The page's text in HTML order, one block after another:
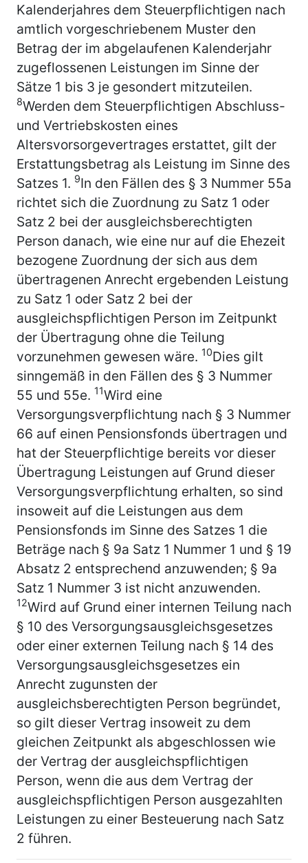
Kalenderjahres dem Steuerpflichtigen nach
amtlich vorgeschriebenem Muster den
Betrag der im abgelaufenen Kalenderjahr
zugeflossenen Leistungen im Sinne der
Sätze 1 bis 3 je gesondert mitzuteilen.
8Werden dem Steuerpflichtigen Abschluss-
und Vertriebskosten eines
Altersvorsorgevertrages erstattet, gilt der
Erstattungsbetrag als Leistung im Sinne des
Satzes 1. 9In den Fällen des § 3 Nummer 55a
richtet sich die Zuordnung zu Satz 1 oder
Satz 2 bei der ausgleichsberechtigten
Person danach, wie eine nur auf die Ehezeit
bezogene Zuordnung der sich aus dem
übertragenen Anrecht ergebenden Leistung
zu Satz 1 oder Satz 2 bei der
ausgleichspflichtigen Person im Zeitpunkt
der Übertragung ohne die Teilung
vorzunehmen gewesen wäre. 10Dies gilt
sinngemäß in den Fällen des § 3 Nummer
55 und 55e. 11Wird eine
Versorgungsverpflichtung nach § 3 Nummer
66 auf einen Pensionsfonds übertragen und
hat der Steuerpflichtige bereits vor dieser
Übertragung Leistungen auf Grund dieser
Versorgungsverpflichtung erhalten, so sind
insoweit auf die Leistungen aus dem
Pensionsfonds im Sinne des Satzes 1 die
Beträge nach § 9a Satz 1 Nummer 1 und § 19
Absatz 2 entsprechend anzuwenden; § 9a
Satz 1 Nummer 3 ist nicht anzuwenden.
12Wird auf Grund einer internen Teilung nach
§ 10 des Versorgungsausgleichsgesetzes
oder einer externen Teilung nach § 14 des
Versorgungsausgleichsgesetzes ein
Anrecht zugunsten der
ausgleichsberechtigten Person begründet,
so gilt dieser Vertrag insoweit zu dem
gleichen Zeitpunkt als abgeschlossen wie
der Vertrag der ausgleichspflichtigen
Person, wenn die aus dem Vertrag der
ausgleichspflichtigen Person ausgezahlten
Leistungen zu einer Besteuerung nach Satz
2 führen.